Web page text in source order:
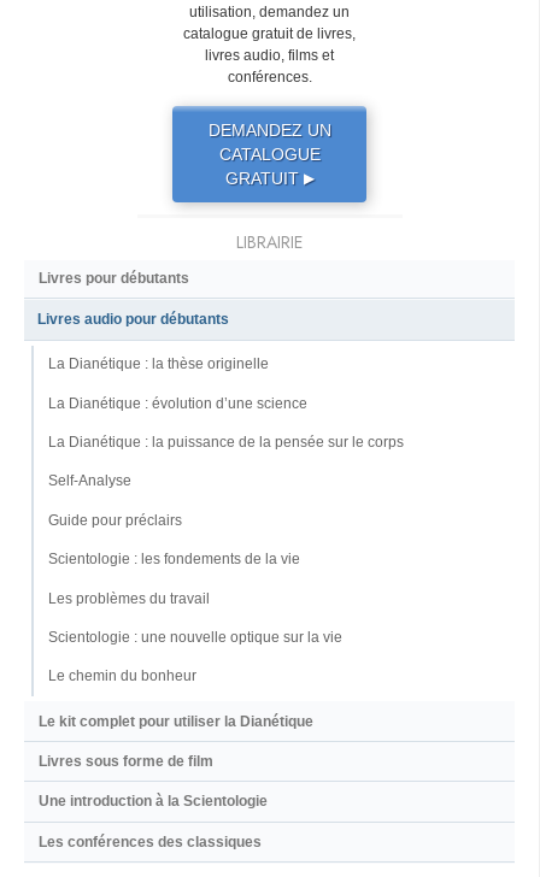
utilisation, demandez un
catalogue gratuit de livres,
livres audio, films et
conférences.
DEMANDEZ UN
CATALOGUE
GRATUIT ▶
LIBRAIRIE
Livres pour débutants
Livres audio pour débutants
La Dianétique : la thèse originelle
La Dianétique : évolution d’une science
La Dianétique : la puissance de la pensée sur le corps
Self-Analyse
Guide pour préclairs
Scientologie : les fondements de la vie
Les problèmes du travail
Scientologie : une nouvelle optique sur la vie
Le chemin du bonheur
Le kit complet pour utiliser la Dianétique
Livres sous forme de film
Une introduction à la Scientologie
Les conférences des classiques